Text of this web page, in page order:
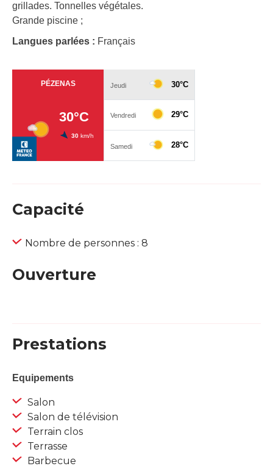
grillades. Tonnelles végétales.
Grande piscine ;
Langues parlées : Français
Capacité
Nombre de personnes : 8
Ouverture
Prestations
Equipements
Salon
Salon de télévision
Terrain clos
Terrasse
Barbecue